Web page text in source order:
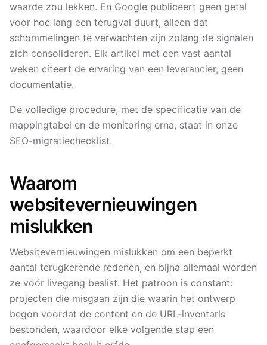
waarde zou lekken. En Google publiceert geen getal
voor hoe lang een terugval duurt, alleen dat
schommelingen te verwachten zijn zolang de signalen
zich consolideren. Elk artikel met een vast aantal
weken citeert de ervaring van een leverancier, geen
documentatie.
De volledige procedure, met de specificatie van de
mappingtabel en de monitoring erna, staat in onze
SEO-migratiechecklist.
Waarom
websitevernieuwingen
mislukken
Websitevernieuwingen mislukken om een beperkt
aantal terugkerende redenen, en bijna allemaal worden
ze vóór livegang beslist. Het patroon is constant:
projecten die misgaan zijn die waarin het ontwerp
begon voordat de content en de URL-inventaris
bestonden, waardoor elke volgende stap een